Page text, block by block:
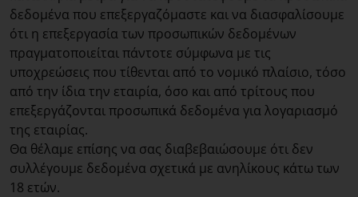
δεδομένα που επεξεργαζόμαστε και να διασφαλίσουμε
ότι η επεξεργασία των προσωπικών δεδομένων
πραγματοποιείται πάντοτε σύμφωνα με τις
υποχρεώσεις που τίθενται από το νομικό πλαίσιο, τόσο
από την ίδια την εταιρία, όσο και από τρίτους που
επεξεργάζονται προσωπικά δεδομένα για λογαριασμό
της εταιρίας.
Θα θέλαμε επίσης να σας διαβεβαιώσουμε ότι δεν
συλλέγουμε δεδομένα σχετικά με ανηλίκους κάτω των
18 ετών.